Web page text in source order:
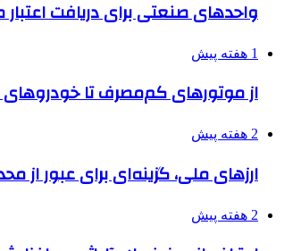
واحدهای صنعتی برای دریافت اعتبار
1 هفته پیش
از موتورهای کم‌مصرف تا خودروهای
2 هفته پیش
ارزهای ملی، گزینه‌ای برای عبور از
2 هفته پیش